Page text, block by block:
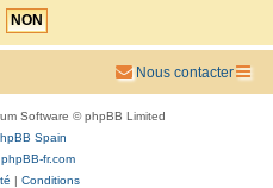
h
Nous contacter
Software © phpBB Limited
Spain
phpBB-fr.com
| Conditions